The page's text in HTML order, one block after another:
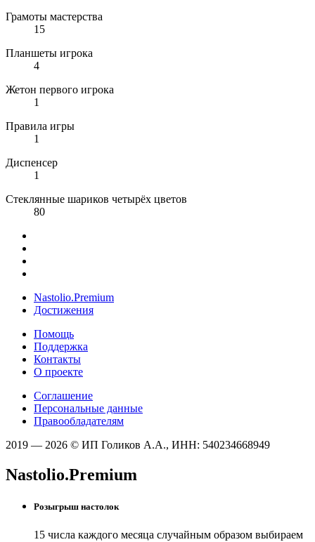
Грамоты мастерства
15
Планшеты игрока
4
Жетон первого игрока
1
Правила игры
1
Диспенсер
1
Стеклянные шариков четырёх цветов
80
Nastolio.Premium
Достижения
Помощь
Поддержка
Контакты
О проекте
Соглашение
Персональные данные
Правообладателям
2019 — 2026 © ИП Голиков А.А., ИНН: 540234668949
Nastolio.Premium
Розыгрыш настолок
15 числа каждого месяца случайным образом выбираем